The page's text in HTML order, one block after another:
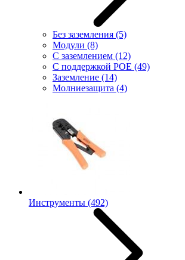
Без заземления (5)
Модули (8)
С заземлением (12)
С поддержкой POE (49)
Заземление (14)
Молниезащита (4)
Инструменты (492)